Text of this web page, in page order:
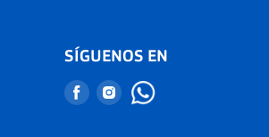
SÍGUENOS EN
Encuéntranos
Encuéntranos